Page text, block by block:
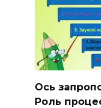
Ось
Роль